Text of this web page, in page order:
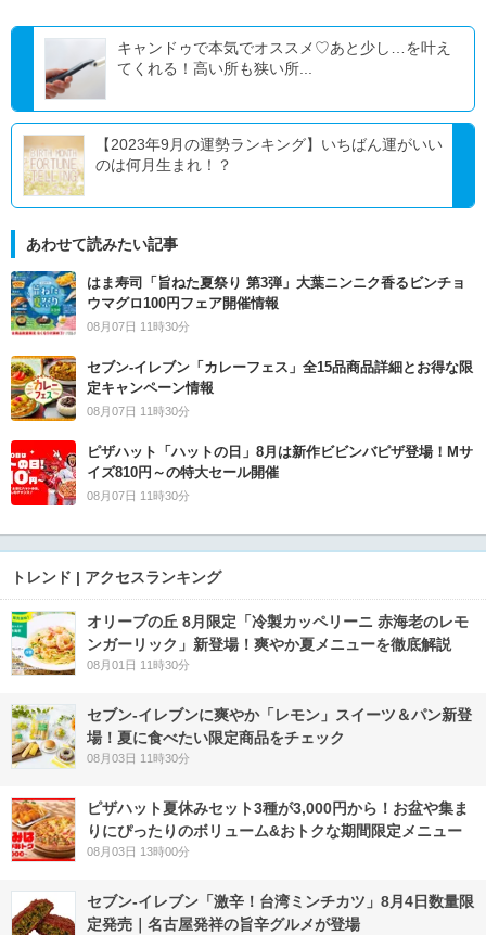
キャンドゥで本気でオススメ♡あと少し…を叶え
てくれる！高い所も狭い所...
【2023年9月の運勢ランキング】いちばん運がいい
のは何月生まれ！？
あわせて読みたい記事
はま寿司「旨ねた夏祭り 第3弾」大葉ニンニク香るビンチョ
ウマグロ100円フェア開催情報
08月07日 11時30分
セブン‐イレブン「カレーフェス」全15品商品詳細とお得な限
定キャンペーン情報
08月07日 11時30分
ピザハット「ハットの日」8月は新作ビビンバピザ登場！Mサ
イズ810円～の特大セール開催
08月07日 11時30分
トレンド | アクセスランキング
オリーブの丘 8月限定「冷製カッペリーニ 赤海老のレモ
ンガーリック」新登場！爽やか夏メニューを徹底解説
08月01日 11時30分
セブン‐イレブンに爽やか「レモン」スイーツ＆パン新登
場！夏に食べたい限定商品をチェック
08月03日 11時30分
ピザハット夏休みセット3種が3,000円から！お盆や集ま
りにぴったりのボリューム&おトクな期間限定メニュー
08月03日 13時00分
セブン-イレブン「激辛！台湾ミンチカツ」8月4日数量限
定発売｜名古屋発祥の旨辛グルメが登場